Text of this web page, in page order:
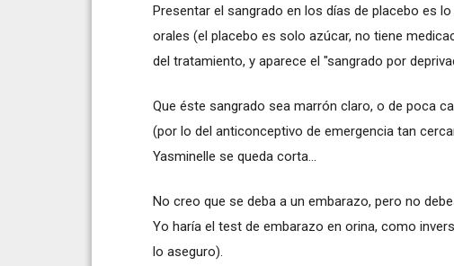
Presentar el sangrado en los días de placebo es
orales (el placebo es solo azúcar, no tiene
del tratamiento, y aparece el "sangrado por
Que éste sangrado sea marrón claro, o de poca
(por lo del anticonceptivo de emergencia tan
Yasminelle se queda corta...
No creo que se deba a un embarazo, pero no
Yo haría el test de embarazo en orina, como
lo aseguro).